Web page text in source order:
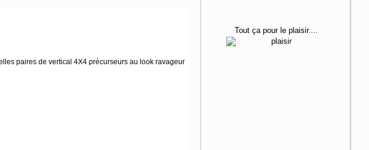
paires de vertical 4X4 précurseurs au look ravageur
Tout ça pour le plaisir....